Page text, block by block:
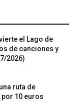
el Lago de
de canciones y
2026)
ruta de
10 euros